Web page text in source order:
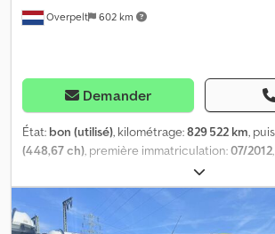
technique: bon État optique: bon
Overpelt 602 km
Demander
État: bon (utilisé), kilométrage:829 522 km,
(448,67 ch), première immatriculation:07/2012
355/50 R22.5
d'essieux:6x2, empattement:6 250 mm,
, cabine conducteur:
automatique, classe d'émission: ,